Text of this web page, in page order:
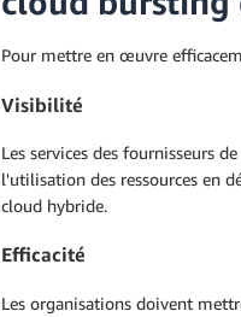
Pour mettre en œuvre
Visibilité
Les services des fournisseurs
l'utilisation des ressources en
cloud hybride.
Efficacité
Les organisations doivent